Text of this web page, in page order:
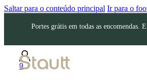
Saltar para o conteúdo principal Ir para o
Portes grátis em todas as encomendas.
0